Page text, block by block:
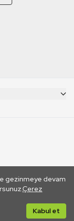
gezinmeye devam
Çerez
Kabul et
gidilen dış